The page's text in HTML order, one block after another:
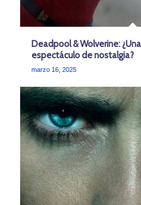
Deadpool & Wolverine:
espectáculo de nostalgia?
marzo 16, 2025